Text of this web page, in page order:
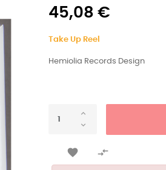
45,08 €
Take Up Reel
Hemiolia Records Design
 